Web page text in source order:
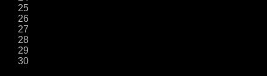
25
26
27
28
29
30